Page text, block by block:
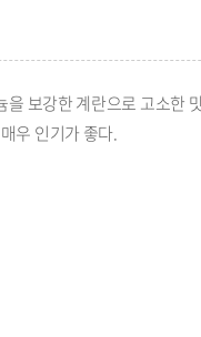
을 보강한 계란으로 고소한
우 인기가 좋다.